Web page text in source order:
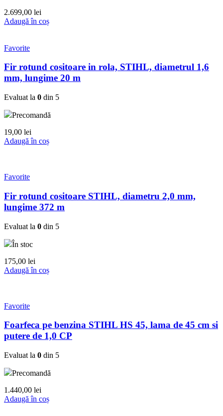
2.699,00 lei
Adaugă în coș
Favorite
Fir rotund cositoare in rola, STIHL, diametrul 1,6
mm, lungime 20 m
Evaluat la 0 din 5
Precomandă
19,00 lei
Adaugă în coș
Favorite
Fir rotund cositoare STIHL, diametru 2,0 mm,
lungime 372 m
Evaluat la 0 din 5
În stoc
175,00 lei
Adaugă în coș
Favorite
Foarfeca pe benzina STIHL HS 45, lama de 45 cm si
putere de 1,0 CP
Evaluat la 0 din 5
Precomandă
1.440,00 lei
Adaugă în coș